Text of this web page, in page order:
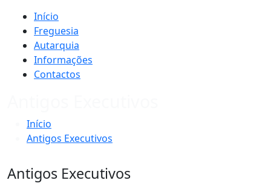
Início
Freguesia
Autarquia
Informações
Contactos
Início
Antigos Executivos
Antigos Executivos